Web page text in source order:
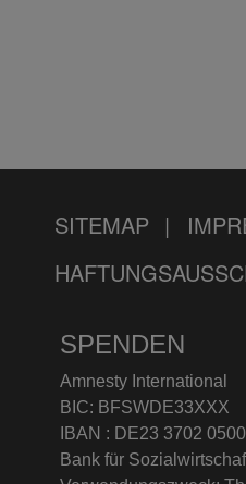
SITEMAP
SPENDEN
Amnesty International
BIC: BFSWDE33XXX
IBAN : DE23 3702
Bank für